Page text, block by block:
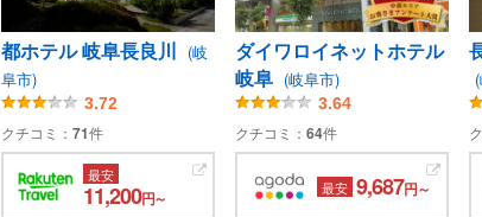
都ホテル 岐阜長良川 (岐
阜市)
3.72
クチコミ： 71件
最安
11,200円～
ダイワロイネットホテル
岐阜 (岐阜市)
3.64
クチコミ： 64件
最安 9,687円～